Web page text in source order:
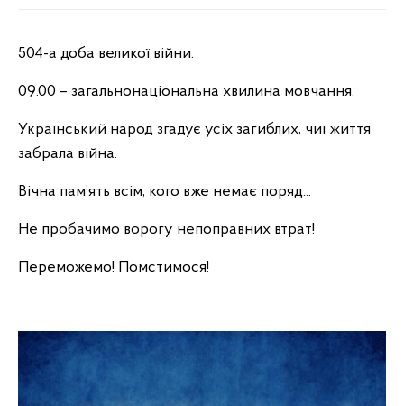
504-а доба великої війни.
09.00 – загальнонаціональна хвилина мовчання.
Український народ згадує усіх загиблих, чиї життя
забрала війна.
Вічна пам’ять всім, кого вже немає поряд...
Не пробачимо ворогу непоправних втрат!
Переможемо! Помстимося!